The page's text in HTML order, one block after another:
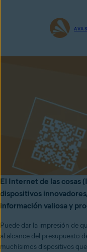
El Internet de las cosas
dispositivos
información valiosa y
Puede dar la impresión de
al alcance del presupuesto
muchísimos dispositivos